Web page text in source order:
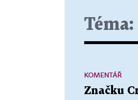
Téma:
Značku
KOMENTÁŘ